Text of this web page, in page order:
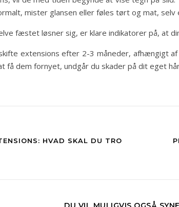
mister glansen eller føles tørt og mat, selv
fæstet løsner sig, er klare indikatorer på, at
extensions efter 2-3 måneder, afhængigt
få dem fornyet, undgår du skader på dit eget
HVAD SKAL DU TRO